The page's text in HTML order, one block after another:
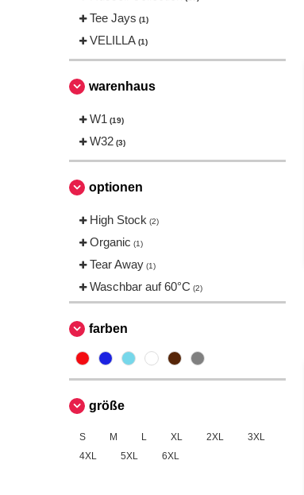
Tee Jays (1)
VELILLA (1)
warenhaus
W1 (19)
W32 (3)
optionen
High Stock (2)
Organic (1)
Tear Away (1)
Waschbar auf 60°C (2)
farben
größe
S M L XL 2XL
3XL
4XL
5XL 6XL